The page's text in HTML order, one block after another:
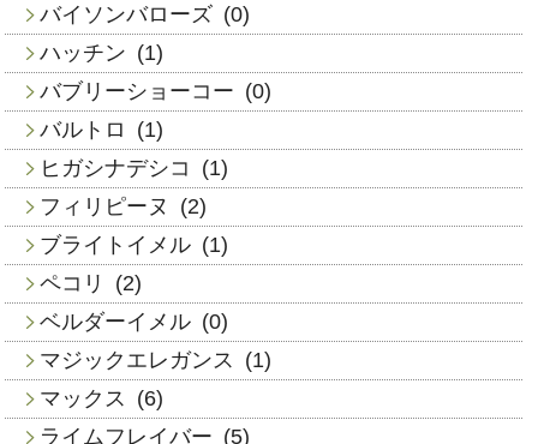
バイソンバローズ (0)
ハッチン (1)
バブリーショーコー (0)
バルトロ
(1)
ヒガシナデシコ
(1)
フィリピーヌ
(2)
ブライトイメル (1)
ペコリ
(2)
ベルダーイメル (0)
マジックエレガンス
(1)
マックス
(6)
ライムフレイバー (5)